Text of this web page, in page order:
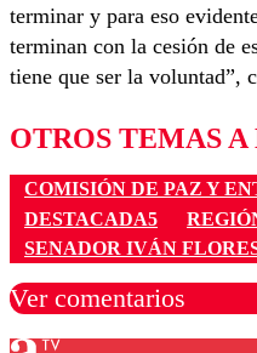
terminar y para eso
terminan con la cesión de
tiene que ser la voluntad”,
OTROS TEMAS
COMISIÓN DE PAZ Y
DESTACADA5
SENADOR IVÁN
Ver comentarios